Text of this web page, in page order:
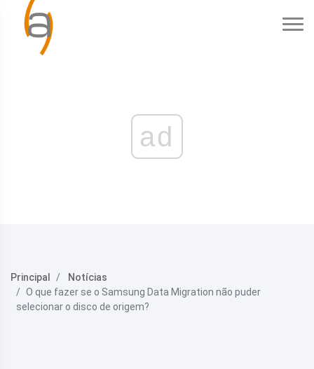
ad
Principal
Notícias
O que fazer se o Samsung Data Migration não puder
selecionar o disco de origem?